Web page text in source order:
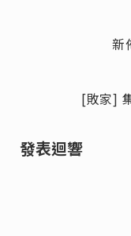
新
[敗家]
發表迴響